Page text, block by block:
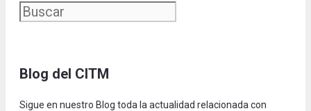
Blog del CITM
Sigue en nuestro Blog toda la actualidad relacionada con